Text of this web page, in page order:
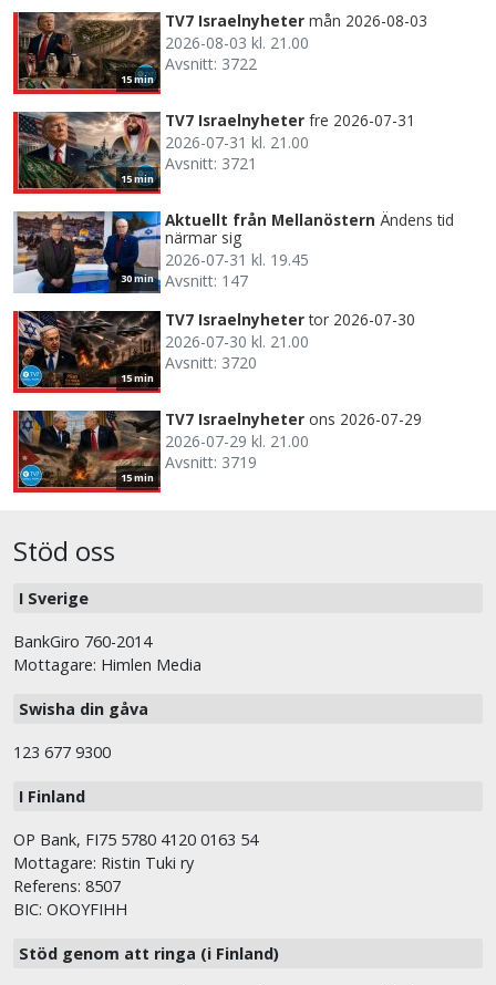
15 min
TV7 Israelnyheter mån 2026-08-03
2026-08-03 kl. 21.00
Avsnitt: 3722
15 min
TV7 Israelnyheter fre 2026-07-31
2026-07-31 kl. 21.00
Avsnitt: 3721
30 min
Aktuellt från Mellanöstern Ändens tid
närmar sig
2026-07-31 kl. 19.45
Avsnitt: 147
15 min
TV7 Israelnyheter tor 2026-07-30
2026-07-30 kl. 21.00
Avsnitt: 3720
15 min
TV7 Israelnyheter ons 2026-07-29
2026-07-29 kl. 21.00
Avsnitt: 3719
Stöd oss
I Sverige
BankGiro 760-2014
Mottagare: Himlen Media
Swisha din gåva
123 677 9300
I Finland
OP Bank, FI75 5780 4120 0163 54
Mottagare: Ristin Tuki ry
Referens: 8507
BIC: OKOYFIHH
Stöd genom att ringa (i Finland)